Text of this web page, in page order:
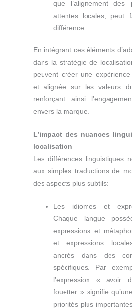
que l’alignement des
attentes locales, peut
différence.
En intégrant ces éléments
dans la stratégie de
peuvent créer une
et alignée sur les valeurs
renforçant ainsi
envers la marque.
L’impact des nuances
localisation
Les différences linguistiques
aux simples traductions de
des aspects plus subtils:
Les idiomes et
Chaque langue
expressions et
et expressions
ancrés dans des
spécifiques. Par
l’expression « avoir
fouetter » signifie
priorités plus